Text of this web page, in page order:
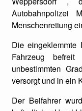
Autobahnpolizei
Menschenrettung
Die eingeklemmte
Fahrzeug
unbestimmten
versorgt und in ein
Der Beifahrer